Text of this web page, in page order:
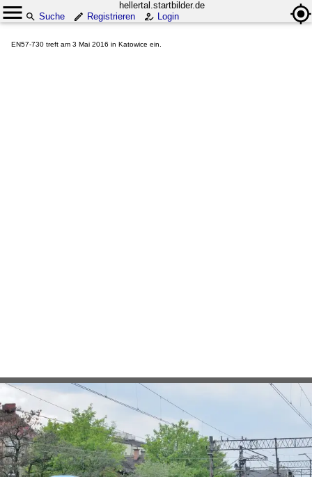
hellertal.startbilder.de
Suche
Registrieren Login
EN57-730 treft am 3 Mai 2016 in Katowice ein.